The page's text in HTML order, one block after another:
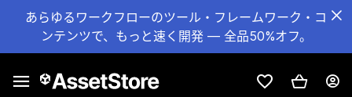
あらゆるワークフローのツール・フレームワーク・コ
ンテンツで、もっと速く開発 — 全品50%オフ。